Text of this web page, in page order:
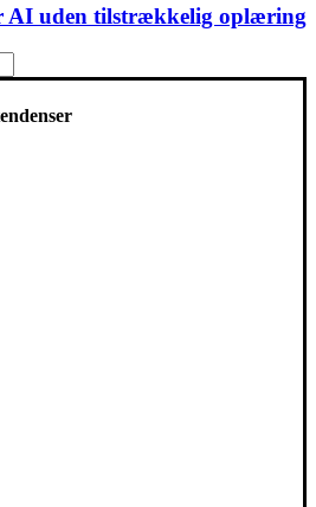
AI uden tilstrækkelig oplæring